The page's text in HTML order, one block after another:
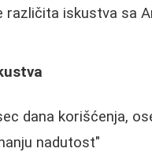
različita iskustva sa
dana korišćenja,
nadutost"